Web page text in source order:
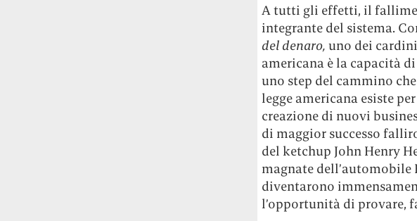
A tutti gli effetti, il
integrante del sistema.
del denaro, uno dei
americana è la capacità
uno step del cammino
legge americana esiste
creazione di nuovi
di maggior successo
del ketchup John Henry
magnate
diventarono
l’opportunità di provare,